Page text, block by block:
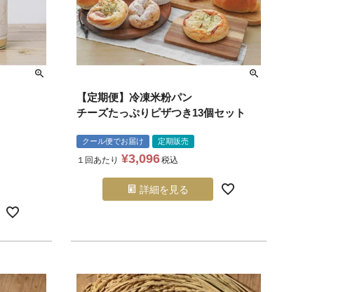
【定期便】冷凍米粉パン
チーズたっぷりピザつき13個セット
クール便でお届け 定期販売
１回あたり ¥3,096税込
詳細を見る